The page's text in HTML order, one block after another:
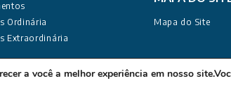
Ordinária
Extraordinária
Mapa do Site
Paraíba Sede Administrativa: Rua
a você a melhor experiência em nosso